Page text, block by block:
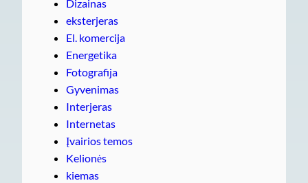
Dizainas
eksterjeras
El. komercija
Energetika
Fotografija
Gyvenimas
Interjeras
Internetas
Įvairios temos
Kelionės
kiemas